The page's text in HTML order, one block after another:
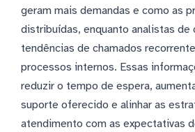
geram mais demandas e como as
distribuídas, enquanto analistas de
tendências de chamados
processos internos. Essas
reduzir o tempo de espera,
suporte oferecido e alinhar as
atendimento com as expectativas